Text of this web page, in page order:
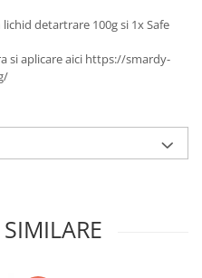
detartrare 100g si 1x Safe
si aplicare aici https://smardy-